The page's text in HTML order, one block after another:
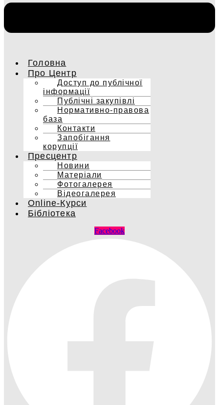
Головна
Про Центр
Доступ до публічної
інформації
Публічні закупівлі
Нормативно-правова
база
Контакти
Запобігання
корупції
Пресцентр
Новини
Матеріали
Фотогалерея
Відеогалерея
Online-Курси
Бібліотека
Facebook